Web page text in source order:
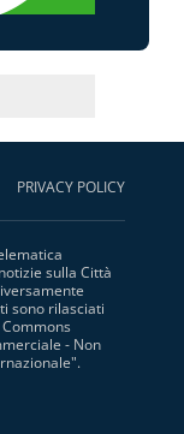
PRIVACY POLICY
sulla Città
sono rilasciati
- Non
".